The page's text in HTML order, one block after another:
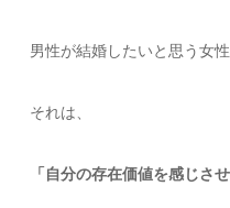
男性が結婚したいと思う女
それは、
「自分の存在価値を感じさ